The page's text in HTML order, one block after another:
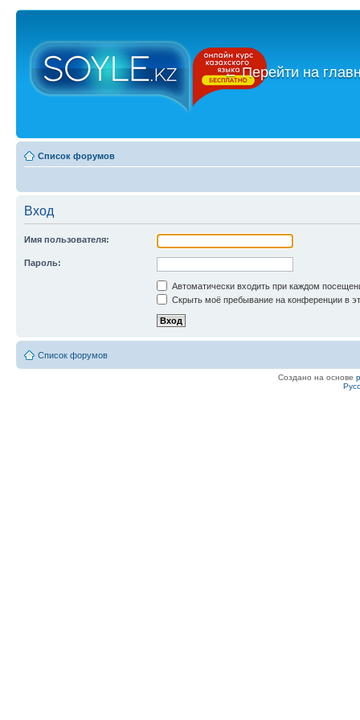
←Перейти на
Список форумов
Вход
Имя пользователя:
Пароль:
Автоматически входить при каждом
Скрыть моё пребывание на конференции в
Список форумов
Создано на основе